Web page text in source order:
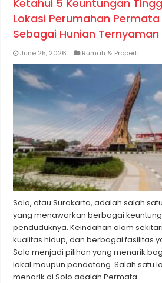
Ketahui 5 Keuntungan
Lokasi Perumahan
Sebagai Hunian Ternyaman
June 25, 2026 Rumah & Properti
Solo, atau Surakarta, adalah salah
yang menawarkan berbagai
penduduknya. Keindahan alam
kualitas hidup, dan berbagai fasilitas
Solo menjadi pilihan yang menarik
lokal maupun pendatang. Salah satu
menarik di Solo adalah Permata …